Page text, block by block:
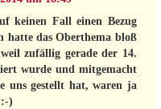
keinen Fall einen Bezug
hatte das Oberthema bloß
zufällig gerade der 14.
wurde und mitgemacht
uns gestellt hat, waren ja
)